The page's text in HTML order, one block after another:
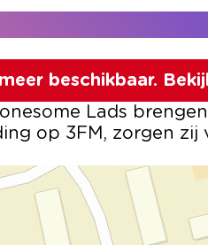
beschikbaar.
Lads
op 3FM, zorgen zij